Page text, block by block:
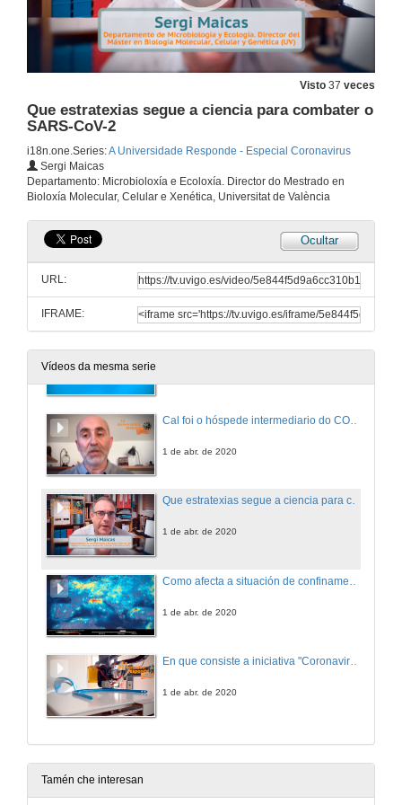
Visto 37 veces
Que estratexias segue a ciencia para combater o
SARS-CoV-2
i18n.one.Series:A Universidade Responde - Especial Coronavirus
Sergi Maicas
Departamento: Microbioloxía e Ecoloxía. Director do Mestrado en
Bioloxía Molecular, Celular e Xenética, Universitat de València
Ocultar
URL:
IFRAME:
Vídeos da mesma serie
Actuacións públicas en materia económica para combater os efectos do COVID-19
1 de abr. de 2020
Que é e como actúa o virus SARS-Cov-2
1 de abr. de 2020
1 de abr. de 2020
Que estratexias segue a ciencia para combater o SARS-CoV-2
1 de abr. de 2020
1 de abr. de 2020
En que consiste a iniciativa "Coronavirus *makers"
1 de abr. de 2020
Tamén che interesan